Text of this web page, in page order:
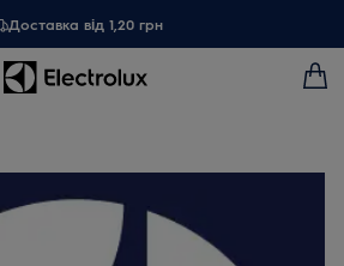
Доставка від 1,20 грн